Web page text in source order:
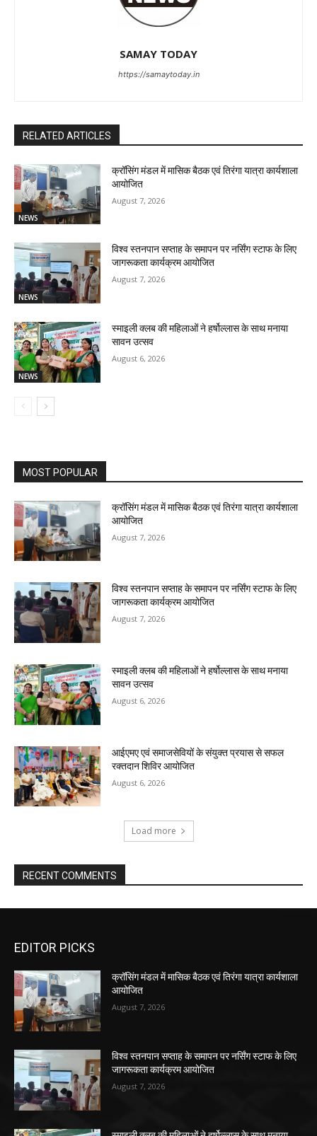
SAMAY TODAY
https://samaytoday.in
RELATED ARTICLES
NEWS
क्रॉसिंग मंडल में मासिक बैठक एवं तिरंगा यात्रा कार्यशाला
आयोजित
August 7, 2026
NEWS
विश्व स्तनपान सप्ताह के समापन पर नर्सिंग स्टाफ के लिए
जागरूकता कार्यक्रम आयोजित
August 7, 2026
NEWS
स्माइली क्लब की महिलाओं ने हर्षोल्लास के साथ मनाया
सावन उत्सव
August 6, 2026
MOST POPULAR
क्रॉसिंग मंडल में मासिक बैठक एवं तिरंगा यात्रा कार्यशाला
आयोजित
August 7, 2026
विश्व स्तनपान सप्ताह के समापन पर नर्सिंग स्टाफ के लिए
जागरूकता कार्यक्रम आयोजित
August 7, 2026
स्माइली क्लब की महिलाओं ने हर्षोल्लास के साथ मनाया
सावन उत्सव
August 6, 2026
आईएमए एवं समाजसेवियों के संयुक्त प्रयास से सफल
रक्तदान शिविर आयोजित
August 6, 2026
Load more
RECENT COMMENTS
EDITOR PICKS
क्रॉसिंग मंडल में मासिक बैठक एवं तिरंगा यात्रा कार्यशाला
आयोजित
August 7, 2026
विश्व स्तनपान सप्ताह के समापन पर नर्सिंग स्टाफ के लिए
जागरूकता कार्यक्रम आयोजित
August 7, 2026